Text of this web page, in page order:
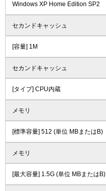
Windows XP Home Edition SP2
セカンドキャッシュ
[容量] 1M
セカンドキャッシュ
[タイプ] CPU内蔵
メモリ
[標準容量] 512 (単位 MBまたはB)
メモリ
[最大容量] 1.5G (単位 MBまたはB)